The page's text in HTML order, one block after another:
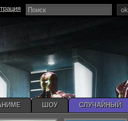
ok
ШОУ СЛУЧАЙНЫЙ